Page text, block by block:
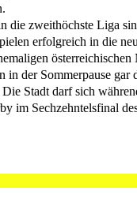
die zweithöchste Liga
erfolgreich in die
österreichischen
in der Sommerpause gar
Stadt darf sich
im Sechzehntelsfinal